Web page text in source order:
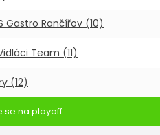
Gastro Rančířov (10)
Team (11)
(12)
se na playoff